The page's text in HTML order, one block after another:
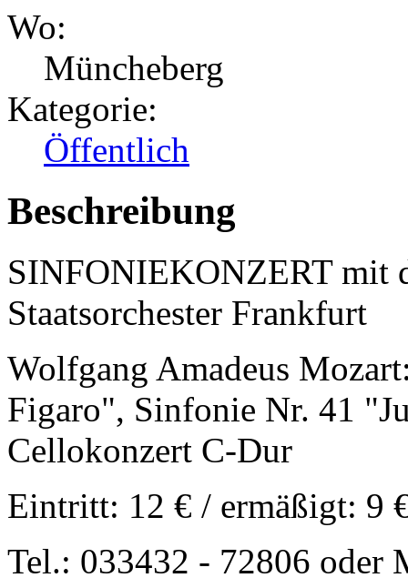
Wo:
Müncheberg
Kategorie:
Öffentlich
Beschreibung
SINFONIEKONZERT mit
Staatsorchester Frankfurt
Wolfgang Amadeus
Figaro", Sinfonie Nr. 41
Cellokonzert C-Dur
Eintritt: 12 € / ermäßigt: 9
Tel.: 033432 - 72806 oder